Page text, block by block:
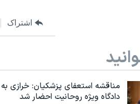
اشتراک
مناقشه استعفای پزشکیان: خرازی به
دادگاه ویژه روحانیت احضار شد